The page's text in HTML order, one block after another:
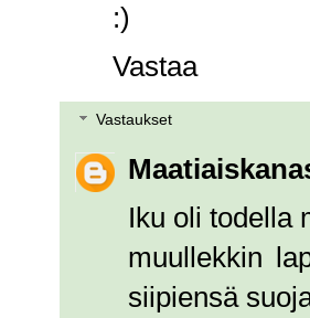
:)
Vastaa
Vastaukset
Iku oli todella
muullekkin
siipiensä